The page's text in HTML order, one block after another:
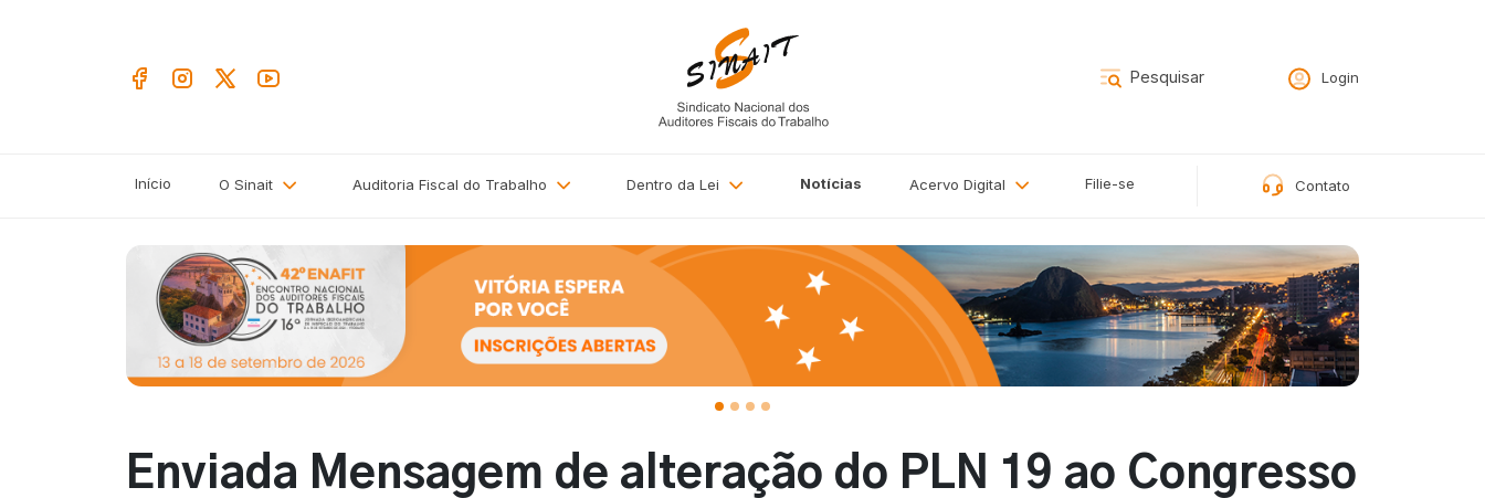
Login
Início O Sinait Auditoria Fiscal do Trabalho Dentro da Lei Notícias Acervo Digital Filie-se Contato
Enviada Mensagem de alteração do PLN 19 ao Congresso